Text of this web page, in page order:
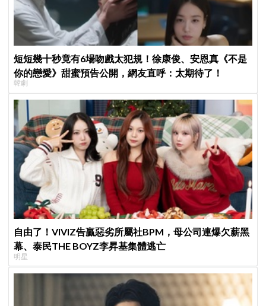
短短幾十秒竟有6場吻戲太犯規！徐康俊、安恩真《不是
你的戀愛》甜蜜預告公開，網友直呼：太期待了！
韓劇
自由了！VIVIZ告贏惡劣所屬社BPM，母公司連爆欠薪黑
幕、泰民THE BOYZ李昇基集體逃亡
明星